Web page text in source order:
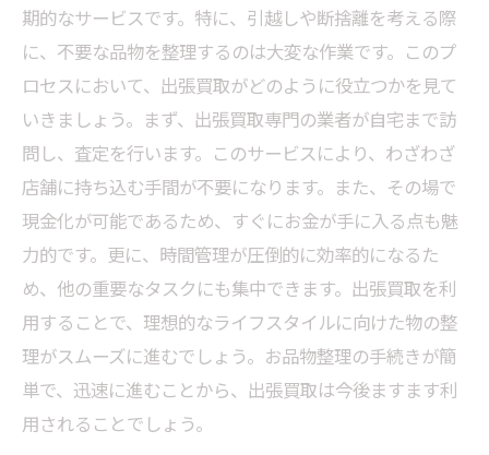
期的なサービスです。特に、引越しや断捨離を考える際
に、不要な品物を整理するのは大変な作業です。このプ
ロセスにおいて、出張買取がどのように役立つかを見て
いきましょう。まず、出張買取専門の業者が自宅まで訪
問し、査定を行います。このサービスにより、わざわざ
店舗に持ち込む手間が不要になります。また、その場で
現金化が可能であるため、すぐにお金が手に入る点も魅
力的です。更に、時間管理が圧倒的に効率的になるた
め、他の重要なタスクにも集中できます。出張買取を利
用することで、理想的なライフスタイルに向けた物の整
理がスムーズに進むでしょう。お品物整理の手続きが簡
単で、迅速に進むことから、出張買取は今後ますます利
用されることでしょう。